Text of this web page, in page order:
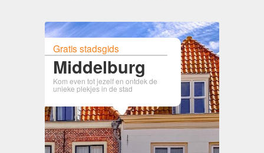
Gratis stadsgids
Middelburg
Kom even tot jezelf en ontdek de
unieke plekjes in de stad